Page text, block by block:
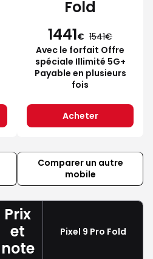
Fold
1441€ 1541
Avec le forfait Offre
spéciale Illimité 5G+
Payable en plusieurs
fois
Acheter
Comparer un autre
mobile
Prix
et
note
Pixel 9 Pro Fold